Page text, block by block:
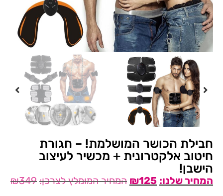
חבילת הכושר המושלמת! – חגורת
חיטוב אלקטרונית + מכשיר לעיצוב
הישבן!
₪349 ₪125